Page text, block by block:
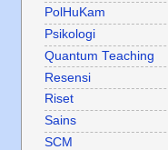
PolHuKam
Psikologi
Quantum Teaching
Resensi
Riset
Sains
SCM